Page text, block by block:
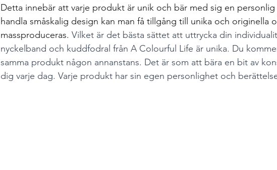
Detta innebär att varje produkt är unik och bär med sig en
handla småskalig design kan man få tillgång till unika och originella
massproduceras. Vilket är det bästa sättet att uttrycka din
nyckelband och kuddfodral från A Colourful Life är unika. Du
samma produkt någon annanstans. Det är som att bära en bit av
dig varje dag. Varje produkt har sin egen personlighet och